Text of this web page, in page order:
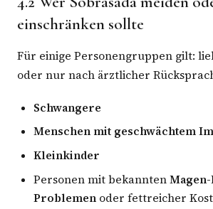
einschränken sollte
Für einige Personengruppen gilt:
oder nur nach ärztlicher
Schwangere
Menschen mit geschwächtem
Kleinkinder
Personen mit bekannten
Problemen oder fettreicher